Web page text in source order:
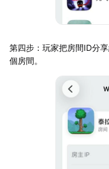
第四步：玩家把房間ID分
個房間。